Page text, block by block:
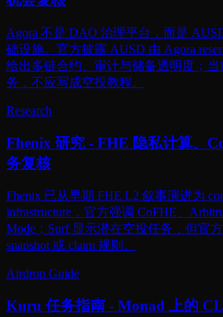
Agora 不是 DAO 治理平台，而是
础设施。官方披露 AUSD 由 Agora
给出多链合约、审计与储备透明度；当
务，不应写成空投教程。
Research
Fhenix 研究 - FHE 隐私计算、
务复核
Fhenix 已从早期 FHE L2 叙事演进为
infrastructure，官方强调 CoFHE、
Mode；Surf 显示潜在空投任务，但官方
snapshot 或 claim 规则。
Airdrop Guide
Kuru 任务指南 - Monad 上的